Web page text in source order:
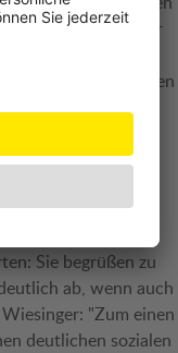
wegen technischer
aufgrund
Das führt zu vielen
lehnen
wohnen - und
Sie begrüßen zu
ab, wenn auch
"Zum einen
deutlichen sozialen